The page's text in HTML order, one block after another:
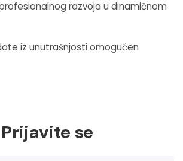
razvoja u dinamičnom
iz unutrašnjosti omogućen
Prijavite se